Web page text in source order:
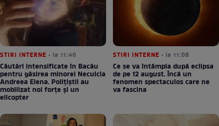
STIRI INTERNE • la 11:40
Căutări intensificate în Bacău
pentru găsirea minorei Neculcia
Andreea Elena. Polițiștii au
mobilizat noi forțe și un
elicopter
STIRI INTERNE • la 11:08
Ce se va întâmpla după eclipsa
de pe 12 august. Încă un
fenomen spectaculos care ne
va fascina